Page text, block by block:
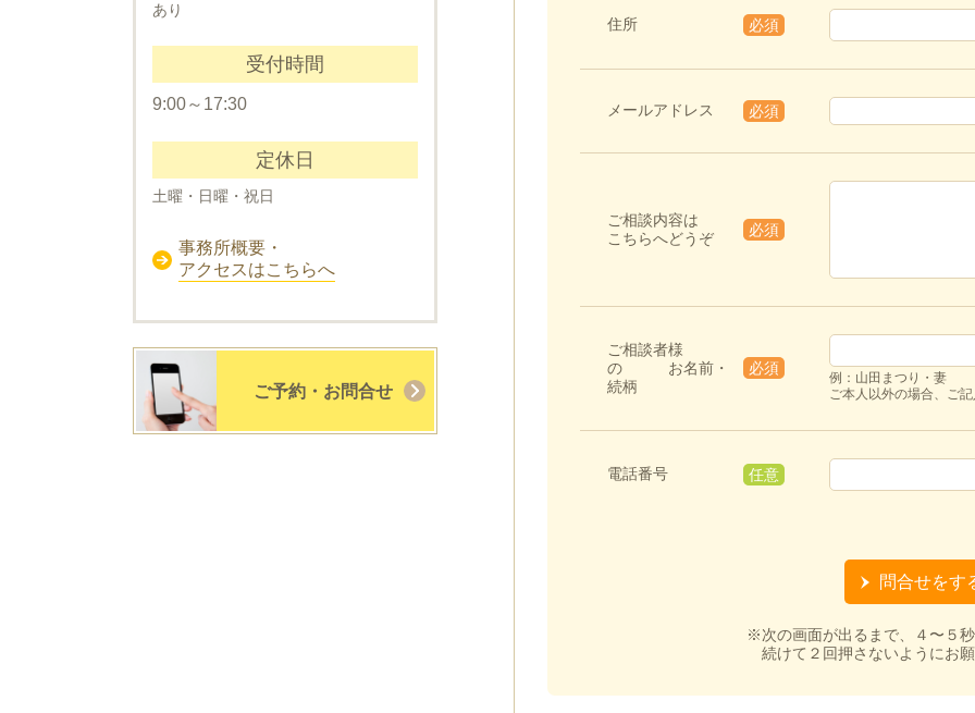
住所 必須
メールアドレス 必須
ご相談内容は
こちらへどうぞ
必須
ご相談者様
の お名前・
続柄
必須
例：山田まつり・妻
ご本人以外の場合、ご
電話番号 任意
※次の画面が出るまで、４〜５
続けて２回押さないようにお
あり
受付時間
9:00～17:30
定休日
土曜・日曜・祝日
事務所概要・
アクセスはこちらへ
ご予約・お問合せ